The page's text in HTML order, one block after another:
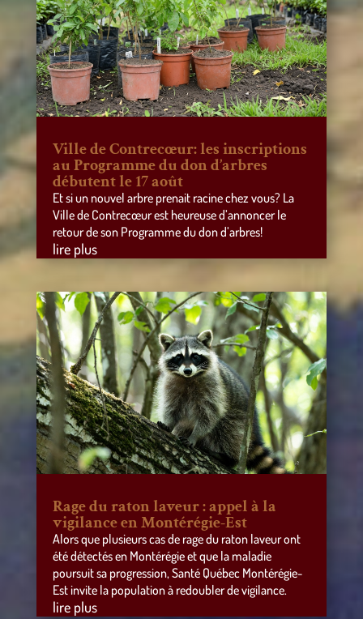
Ville de Contrecœur: les inscriptions
au Programme du don d’arbres
débutent le 17 août
Et si un nouvel arbre prenait racine chez vous? La
Ville de Contrecœur est heureuse d’annoncer le
retour de son Programme du don d’arbres!
lire plus
Rage du raton laveur : appel à la
vigilance en Montérégie-Est
Alors que plusieurs cas de rage du raton laveur ont
été détectés en Montérégie et que la maladie
poursuit sa progression, Santé Québec Montérégie-
Est invite la population à redoubler de vigilance.
lire plus